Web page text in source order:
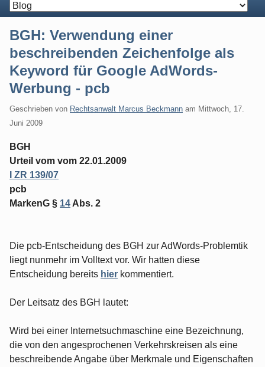
BGH: Verwendung einer
beschreibenden Zeichenfolge als
Keyword für Google AdWords-
Werbung - pcb
Geschrieben von Rechtsanwalt Marcus Beckmann am Mittwoch, 17.
Juni 2009
BGH
Urteil vom vom 22.01.2009
I ZR 139/07
pcb
MarkenG § 14 Abs. 2
Die pcb-Entscheidung des BGH zur AdWords-Problemtik
liegt nunmehr im Volltext vor. Wir hatten diese
Entscheidung bereits hier kommentiert.
Der Leitsatz des BGH lautet:
Wird bei einer Internetsuchmaschine eine Bezeichnung,
die von den angesprochenen Verkehrskreisen als eine
beschreibende Angabe über Merkmale und Eigenschaften